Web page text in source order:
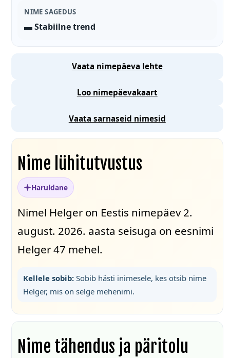
NIME SAGEDUS
▬ Stabiilne trend
Vaata nimepäeva lehte
Loo nimepäevakaart
Vaata sarnaseid nimesid
Nime lühitutvustus
Haruldane
Nimel Helger on Eestis nimepäev 2.
august. 2026. aasta seisuga on eesnimi
Helger 47 mehel.
Kellele sobib:Sobib hästi inimesele, kes otsib nime
Helger, mis on selge mehenimi.
Nime tähendus ja päritolu